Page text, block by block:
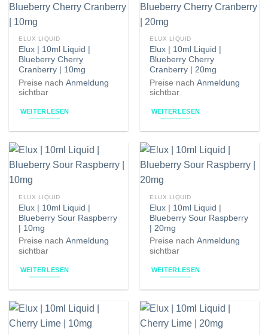
ELUX LIQUID
Elux | 10ml Liquid |
Blueberry Cherry
Cranberry | 10mg
Preise nachAnmeldung
sichtbar
WEITERLESEN
ELUX LIQUID
Elux | 10ml Liquid |
Blueberry Cherry
Cranberry | 20mg
Preise nachAnmeldung
sichtbar
WEITERLESEN
ELUX LIQUID
Elux | 10ml Liquid |
Blueberry Sour Raspberry
| 10mg
Preise nachAnmeldung
sichtbar
WEITERLESEN
ELUX LIQUID
Elux | 10ml Liquid |
Blueberry Sour Raspberry
| 20mg
Preise nachAnmeldung
sichtbar
WEITERLESEN